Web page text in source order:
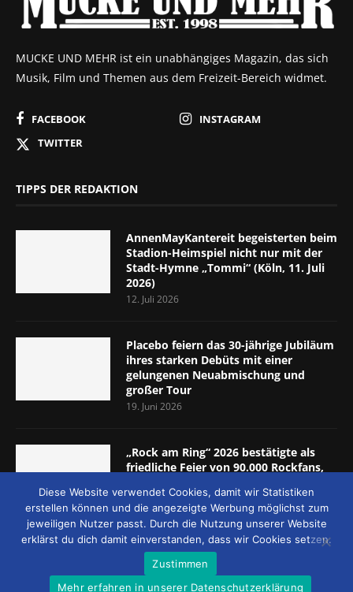
MUCKE UND MEHR ist ein unabhängiges Magazin, das sich
Musik, Film und Themen aus dem Freizeit-Bereich widmet.
FACEBOOK
INSTAGRAM
TWITTER
TIPPS DER REDAKTION
AnnenMayKantereit begeisterten beim
Stadion-Heimspiel nicht nur mit der
Stadt-Hymne „Tommi“ (Köln, 11. Juli
2026)
12. Juli 2026
Placebo feiern das 30-jährige Jubiläum
ihres starken Debüts mit einer
gelungenen Neuabmischung und
großer Tour
19. Juni 2026
„Rock am Ring“ 2026 bestätigte als
friedliche Feier von 90.000 Rockfans,
5.-7. Juni 2026)
8. Juni 2026
© 2026 - MUCKE UND MEHR
Diese Website verwendet Cookies, damit wir Statistiken
erstellen können und die angezeigte Werbung möglichst zum
jeweiligen Nutzer passt. Durch die Nutzung unserer Website
erklärst du dich damit einverstanden, dass wir Cookies setzen.
Zustimmen
Mehr erfahren in unserer Datenschutzerklärung